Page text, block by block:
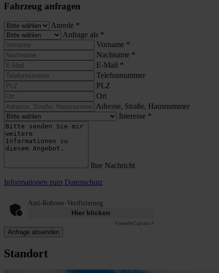
Fahrzeug anfragen
Anrede *
Anfrage als *
Vorname *
Nachname *
E-Mail *
Telefonnummer
PLZ
Ort
Adresse, Straße, Hausnummer
Interesse *
Ihre Nachricht
Informationen zum Datenschutz
Anti-Roboter-Verifizierung
Hier klicken
FriendlyCaptcha ⇗
Anfrage absenden
Standort